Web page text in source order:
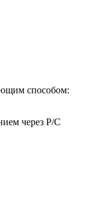
способом:
через Р/С